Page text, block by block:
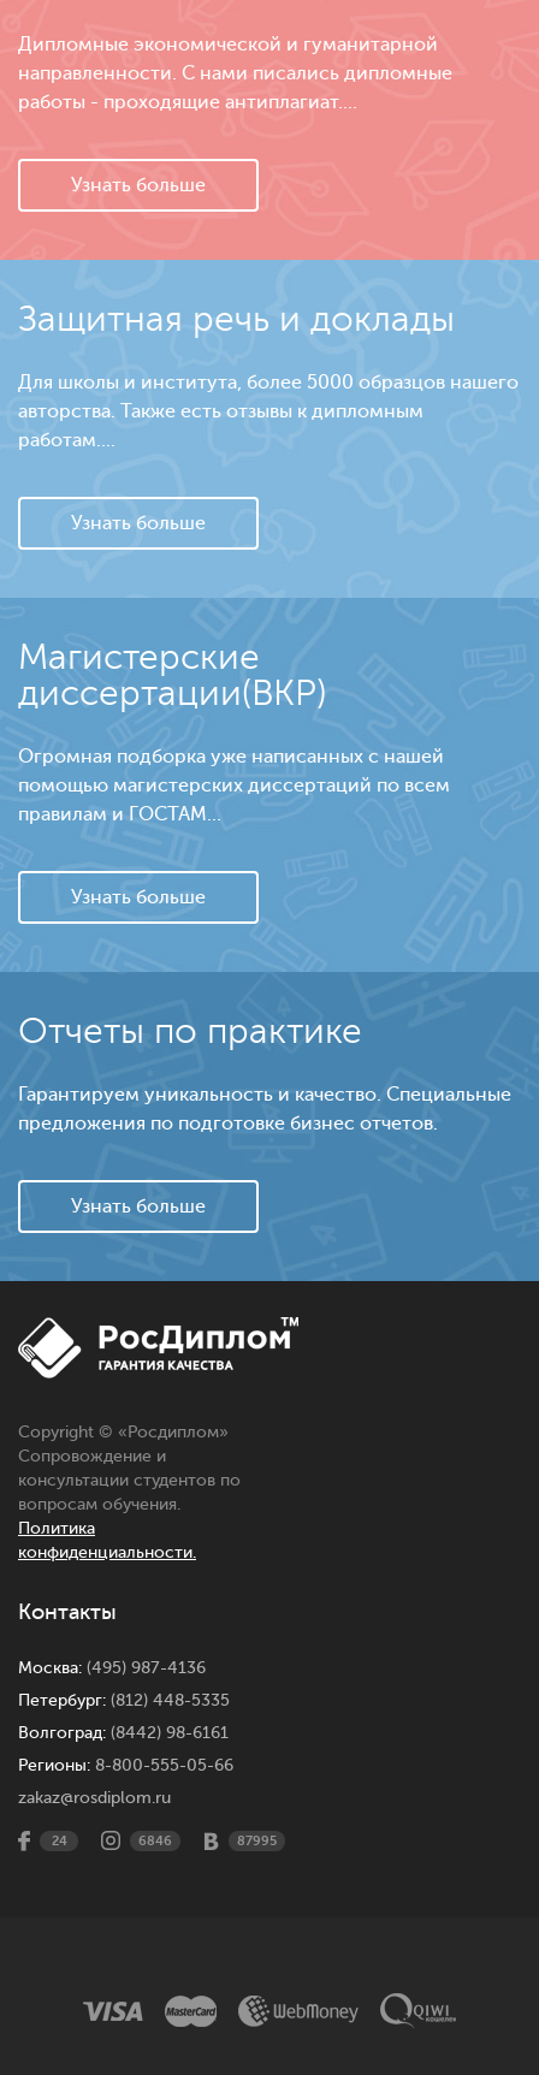
Дипломные экономической и гуманитарной
направленности. С нами писались дипломные
работы - проходящие антиплагиат....
Узнать больше
Защитная речь и доклады
Для школы и института, более 5000 образцов нашего
авторства. Также есть отзывы к дипломным
работам....
Узнать больше
Магистерские
диссертации(ВКР)
Огромная подборка уже написанных с нашей
помощью магистерских диссертаций по всем
правилам и ГОСТАМ...
Узнать больше
Отчеты по практике
Гарантируем уникальность и качество. Специальные
предложения по подготовке бизнес отчетов.
Узнать больше
Copyright © « Росдиплом»
Сопровождение и
консультации студентов по
вопросам обучения.
Политика
конфиденциальности.
Контакты
Москва: (495) 987-4136
Петербург: (812) 448-5335
Волгоград: (8442) 98-6161
Регионы: 8-800-555-05-66
zakaz@rosdiplom.ru
24 6846 87995